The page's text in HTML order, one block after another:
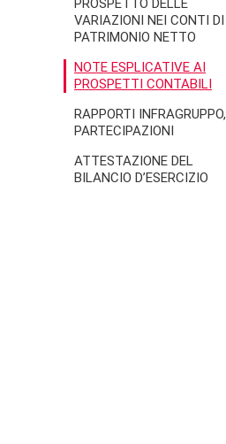
PROSPETTO DELLE
VARIAZIONI NEI CONTI DI
PATRIMONIO NETTO
NOTE ESPLICATIVE AI
PROSPETTI CONTABILI
RAPPORTI INFRAGRUPPO,
PARTECIPAZIONI
ATTESTAZIONE DEL
BILANCIO D’ESERCIZIO